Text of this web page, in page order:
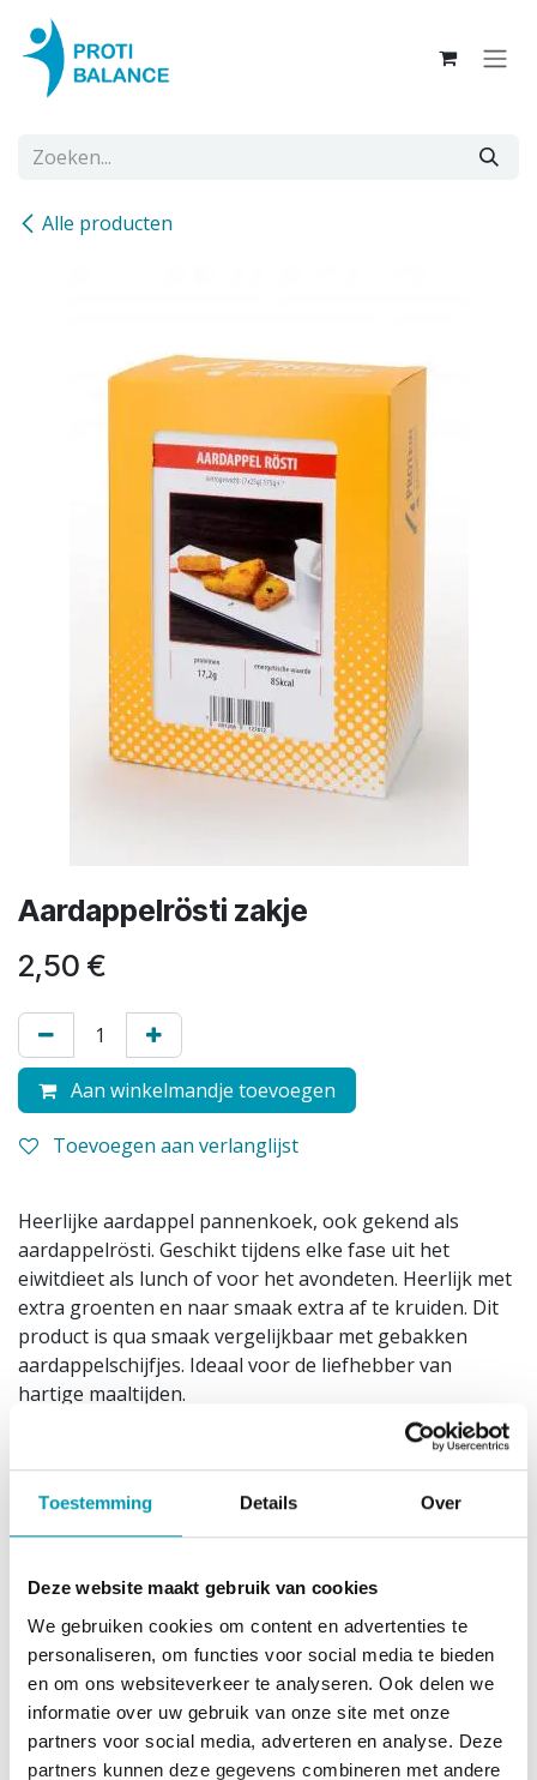
Toestemming Details Over
Deze website maakt gebruik van cookies
We gebruiken cookies om content en advertenties te
personaliseren, om functies voor social media te bieden
en om ons websiteverkeer te analyseren. Ook delen we
informatie over uw gebruik van onze site met onze
partners voor social media, adverteren en analyse. Deze
partners kunnen deze gegevens combineren met andere
Overslaan naar inhoud
Alle producten
Aardappelrösti zakje
2,50 €
Aan winkelmandje toevoegen
Toevoegen aan verlanglijst
Heerlijke aardappel pannenkoek, ook gekend als
aardappelrösti. Geschikt tijdens elke fase uit het
eiwitdieet als lunch of voor het avondeten. Heerlijk met
extra groenten en naar smaak extra af te kruiden. Dit
product is qua smaak vergelijkbaar met gebakken
aardappelschijfjes. Ideaal voor de liefhebber van
hartige maaltijden.
1 doos bevat 7 porties
Dit product past in het low carb dieet, het
proteïnedieet, het koolhydraatarm dieet en het
Gebruiksadvies
Voeg het poeder bij 75ml en schud tot alles volledig
opgelost is. Bak aan 2 zijden op een laag vuurtje in een
anti-kleefpan of gebruik een beperkte hoeveelheid olie
op plantaardige basis.
Koel en droog bewaren buiten direct zonlicht.